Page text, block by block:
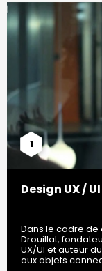
1
Design UX / UI
Dans le cadre de
Drouillat,
UX/UI et auteur
aux objets